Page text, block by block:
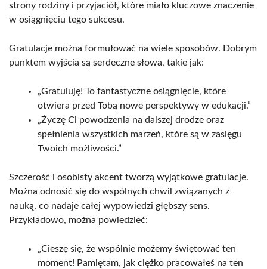
strony rodziny i przyjaciół, które miało kluczowe znaczenie
w osiągnięciu tego sukcesu.
Gratulacje można formułować na wiele sposobów. Dobrym
punktem wyjścia są serdeczne słowa, takie jak:
„Gratuluję! To fantastyczne osiągnięcie, które
otwiera przed Tobą nowe perspektywy w edukacji.”
„Życzę Ci powodzenia na dalszej drodze oraz
spełnienia wszystkich marzeń, które są w zasięgu
Twoich możliwości.”
Szczerość i osobisty akcent tworzą wyjątkowe gratulacje.
Można odnosić się do wspólnych chwil związanych z
nauką, co nadaje całej wypowiedzi głębszy sens.
Przykładowo, można powiedzieć:
„Cieszę się, że wspólnie możemy świętować ten
moment! Pamiętam, jak ciężko pracowałeś na ten